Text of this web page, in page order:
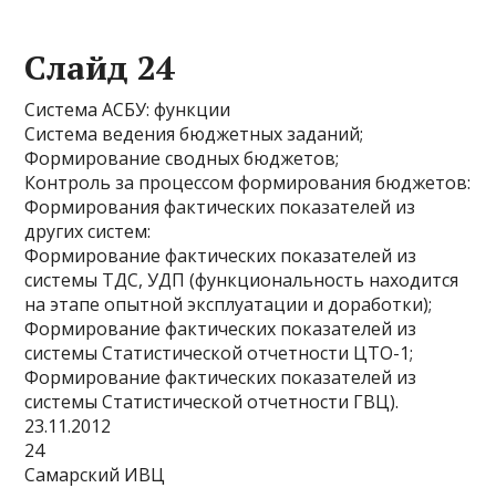
Слайд 24
Система АСБУ: функции
Система ведения бюджетных заданий;
Формирование сводных бюджетов;
Контроль за процессом формирования бюджетов:
Формирования фактических показателей из
других систем:
Формирование фактических показателей из
системы ТДС, УДП (функциональность находится
на этапе опытной эксплуатации и доработки);
Формирование фактических показателей из
системы Статистической отчетности ЦТО-1;
Формирование фактических показателей из
системы Статистической отчетности ГВЦ).
23.11.2012
24
Самарский ИВЦ